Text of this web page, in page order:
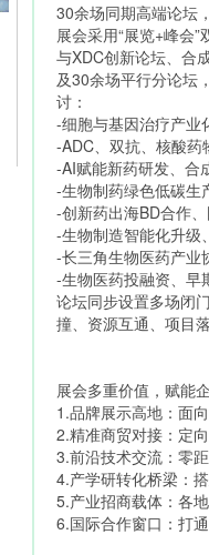
30余场同期高端论坛
展会采用“展览+峰会
与XDC创新论坛、合
及30余场平行分论坛
讨：
-细胞与基因治疗产业
-ADC、双抗、核酸药
-AI赋能新药研发、合
-生物制药绿色低碳生
-创新药出海BD合作
-生物制造智能化升级
-长三角生物医药产业
-生物医药投融资、早
论坛同步设置多场闭
撞、资源互通、项目
展会多重价值，赋能
1.品牌展示高地：面
2.精准商贸对接：定
3.前沿技术交流：零
4.产学研转化桥梁：
5.产业招商载体：各
6.国际合作窗口：打